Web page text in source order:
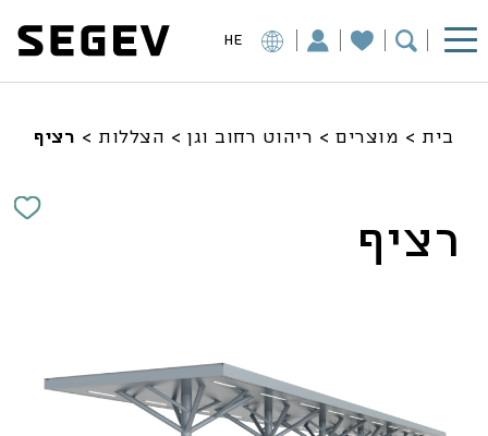
HE
בית > מוצרים> ריהוט רחוב וגן > הצללות > רציף
רציף